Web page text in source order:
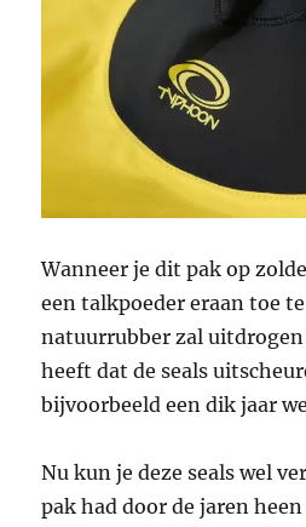
Wanneer je dit pak op
een talkpoeder eraan toe
natuurrubber zal
heeft dat de seals
bijvoorbeeld een dik jaar
Nu kun je deze seals wel
pak had door de jaren